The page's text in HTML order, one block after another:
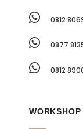
0812
0877
0812
WORKSHOP